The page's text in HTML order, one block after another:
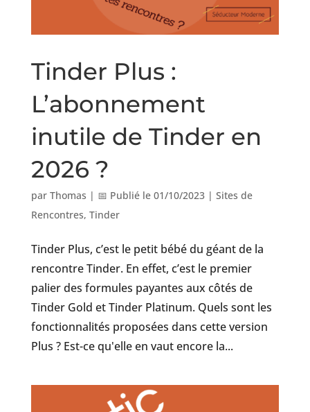
Tinder Plus :
L’abonnement
inutile de Tinder en
2026 ?
par Thomas | 📅 Publié le 01/10/2023| Sites de
Rencontres, Tinder
Tinder Plus, c’est le petit bébé du géant de la
rencontre Tinder. En effet, c’est le premier
palier des formules payantes aux côtés de
Tinder Gold et Tinder Platinum. Quels sont les
fonctionnalités proposées dans cette version
Plus ? Est-ce qu'elle en vaut encore la...